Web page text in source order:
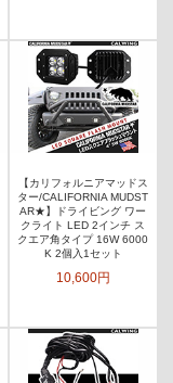
【カリフォルニアマッドス
ター/CALIFORNIA MUDST
AR★】ドライビング ワー
クライト LED 2インチ ス
クエア角タイプ 16W 6000
K 2個入1セット
10,600円